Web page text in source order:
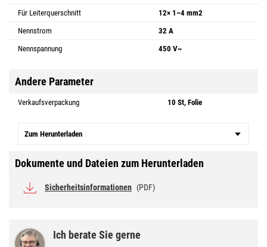
Für Leiterquerschnitt
12× 1–4 mm2
Nennstrom
32 A
Nennspannung
450 V~
Andere Parameter
Verkaufsverpackung 10 St, Folie
Zum Herunterladen
Dokumente und Dateien zum Herunterladen
Sicherheitsinformationen (PDF)
Ich berate Sie gerne